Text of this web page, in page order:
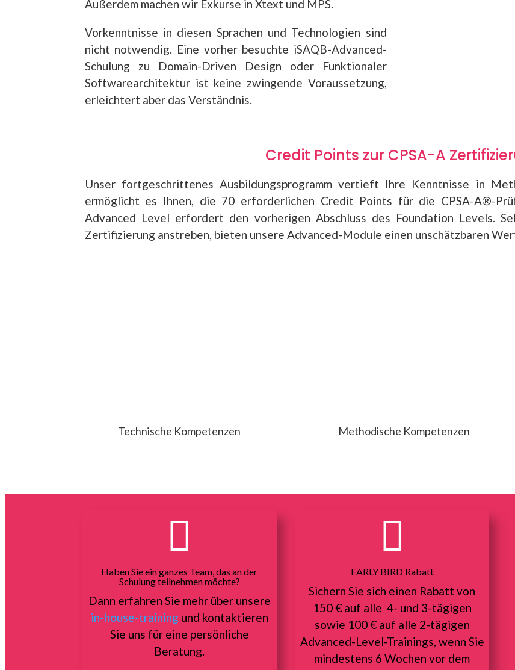
Außerdem machen wir Exkurse in Xtext und MPS.
Vorkenntnisse in diesen Sprachen und Technologien sind
nicht notwendig. Eine vorher besuchte iSAQB-Advanced-
Schulung zu Domain-Driven Design oder Funktionaler
Softwarearchitektur ist keine zwingende Voraussetzung,
erleichtert aber das Verständnis.
Credit Points zur CPSA-A
Unser fortgeschrittenes Ausbildungsprogramm vertieft Ihre Kenntnisse in
ermöglicht es Ihnen, die 70 erforderlichen Credit Points für die CPSA-A®-
Advanced Level erfordert den vorherigen Abschluss des Foundation Levels.
Zertifizierung anstreben, bieten unsere Advanced-Module einen unschätzbaren
Technische Kompetenzen Methodische Kompetenzen

Haben Sie ein ganzes Team, das an der
Schulung teilnehmen möchte?
Dann erfahren Sie mehr über unsere
in-house-training und kontaktieren
Sie uns für eine persönliche
Beratung.

EARLY BIRD Rabatt
Sichern Sie sich einen Rabatt von
150 € auf alle 4- und 3-tägigen
sowie 100 € auf alle 2-tägigen
Advanced-Level-Trainings, wenn Sie
mindestens 6 Wochen vor dem